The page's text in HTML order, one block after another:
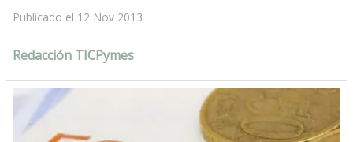
Publicado el 12 Nov 2013
Redacción TICPymes